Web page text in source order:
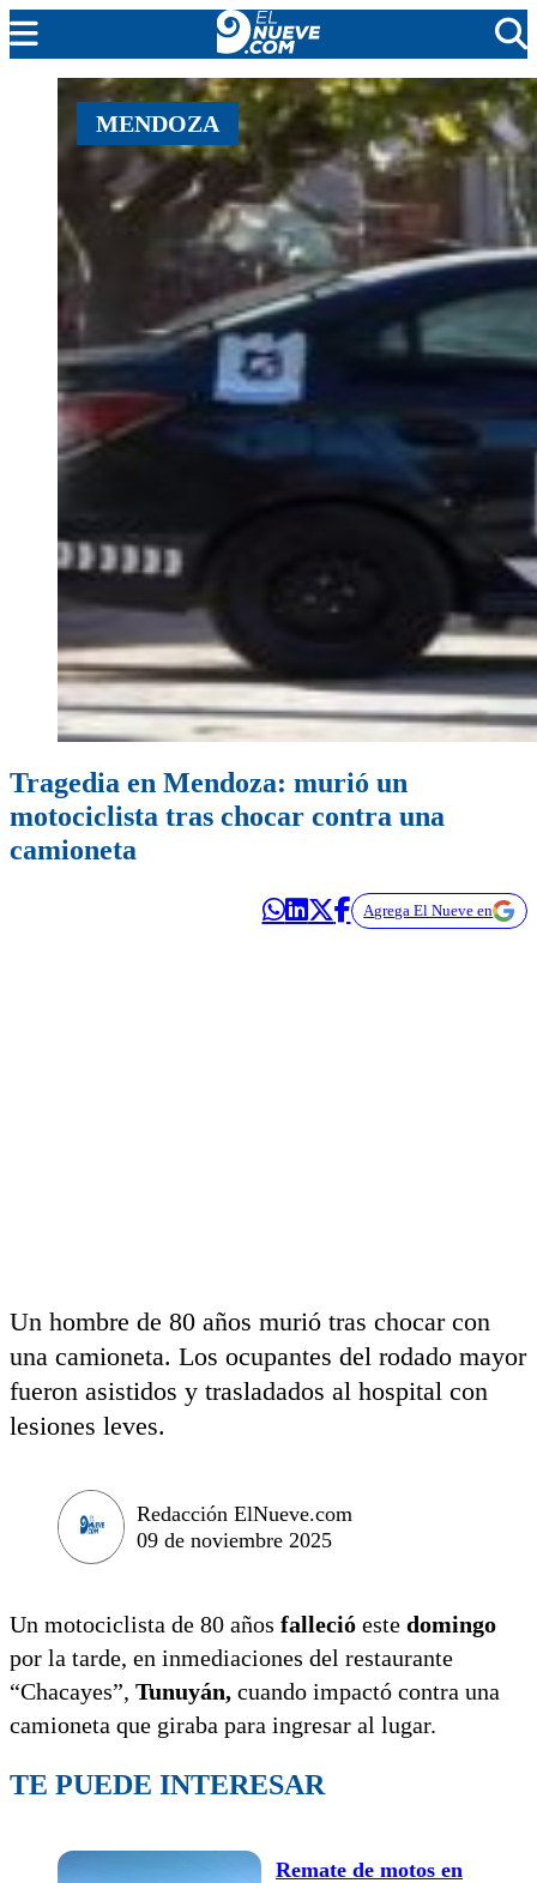
MENDOZA
CADA DÍA
ARGENTINA
NOTICIERO 9
PROTAGONISTAS
EL NUEVE STREAMS
PROGRAMACIÓN
EN VIVO
MENDOZA
Tragedia en Mendoza: murió un
motociclista tras chocar contra una
camioneta
Agrega El Nueve en
Un hombre de 80 años murió tras chocar con
una camioneta. Los ocupantes del rodado mayor
fueron asistidos y trasladados al hospital con
lesiones leves.
Redacción ElNueve.com
09 de noviembre 2025
Un motociclista de 80 años falleció este domingo
por la tarde, en inmediaciones del restaurante
“Chacayes”, Tunuyán, cuando impactó contra una
camioneta que giraba para ingresar al lugar.
TE PUEDE INTERESAR
Remate de motos en